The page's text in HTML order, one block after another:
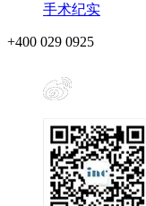
手术纪实
+400 029 0925